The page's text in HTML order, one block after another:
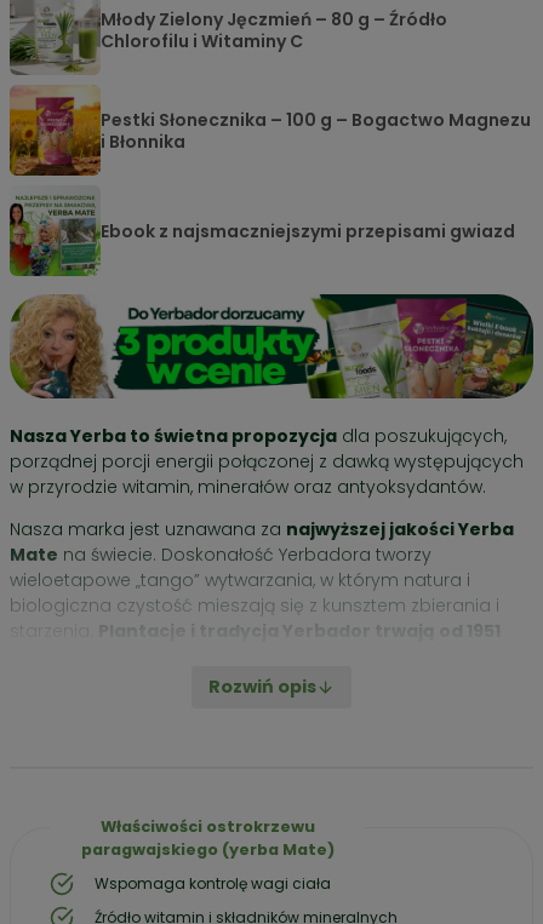
Młody Zielony Jęczmień – 80 g – Źródło
Chlorofilu i Witaminy C
Pestki Słonecznika – 100 g – Bogactwo Magnezu
i Błonnika
Ebook z najsmaczniejszymi przepisami gwiazd
Nasza Yerba to świetna propozycja dla poszukujących,
porządnej porcji energii połączonej z dawką występujących
w przyrodzie witamin, minerałów oraz antyoksydantów.
Nasza marka jest uznawana za najwyższej jakości Yerba
Mate na świecie. Doskonałość Yerbadora tworzy
wieloetapowe „tango” wytwarzania, w którym natura i
biologiczna czystość mieszają się z kunsztem zbierania i
starzenia. Plantacje i tradycja Yerbador trwają od 1951
Zestaw prezentowy Yerba Mate Yerbador w hermetycznej
hermetycznej tubie– Tuba300 g netto.
-Tradycyjny Matero ceramiczne (kubek)
pojemność 350 m
Rozwiń opis
Właściwości ostrokrzewu
paragwajskiego (yerba Mate)
Wspomaga kontrolę wagi ciała
Źródło witamin i składników mineralnych